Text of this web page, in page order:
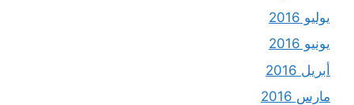
يوليو 2016
يونيو 2016
أبريل 2016
مارس 2016